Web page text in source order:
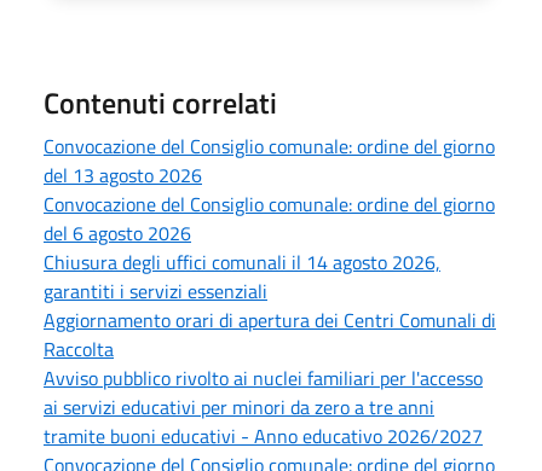
Contenuti correlati
Convocazione del Consiglio comunale: ordine del giorno
del 13 agosto 2026
Convocazione del Consiglio comunale: ordine del giorno
del 6 agosto 2026
Chiusura degli uffici comunali il 14 agosto 2026,
garantiti i servizi essenziali
Aggiornamento orari di apertura dei Centri Comunali di
Raccolta
Avviso pubblico rivolto ai nuclei familiari per l'accesso
ai servizi educativi per minori da zero a tre anni
tramite buoni educativi - Anno educativo 2026/2027
Convocazione del Consiglio comunale: ordine del giorno